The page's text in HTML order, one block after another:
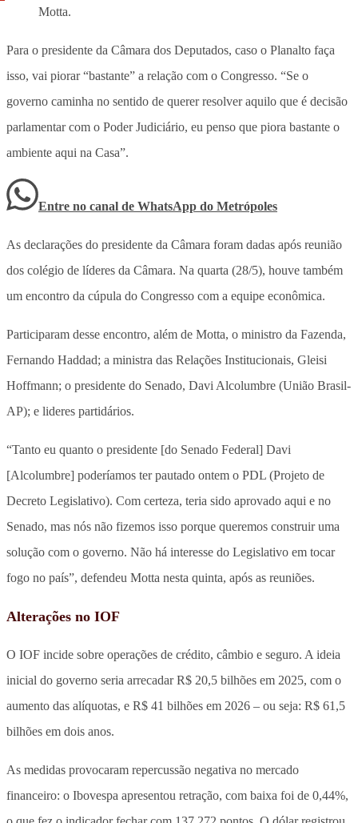
Motta.
Para o presidente da Câmara dos Deputados, caso o Planalto faça
isso, vai piorar “bastante” a relação com o Congresso. “Se o
governo caminha no sentido de querer resolver aquilo que é decisão
parlamentar com o Poder Judiciário, eu penso que piora bastante o
ambiente aqui na Casa”.
Entre no canal de WhatsApp do Metrópoles
As declarações do presidente da Câmara foram dadas após reunião
dos colégio de líderes da Câmara. Na quarta (28/5), houve também
um encontro da cúpula do Congresso com a equipe econômica.
Participaram desse encontro, além de Motta, o ministro da Fazenda,
Fernando Haddad; a ministra das Relações Institucionais, Gleisi
Hoffmann; o presidente do Senado, Davi Alcolumbre (União Brasil-
AP); e lideres partidários.
“Tanto eu quanto o presidente [do Senado Federal] Davi
[Alcolumbre] poderíamos ter pautado ontem o PDL (Projeto de
Decreto Legislativo). Com certeza, teria sido aprovado aqui e no
Senado, mas nós não fizemos isso porque queremos construir uma
solução com o governo. Não há interesse do Legislativo em tocar
fogo no país”, defendeu Motta nesta quinta, após as reuniões.
Alterações no IOF
O IOF incide sobre operações de crédito, câmbio e seguro. A ideia
inicial do governo seria arrecadar R$ 20,5 bilhões em 2025, com o
aumento das alíquotas, e R$ 41 bilhões em 2026 – ou seja: R$ 61,5
bilhões em dois anos.
As medidas provocaram repercussão negativa no mercado
financeiro: o Ibovespa apresentou retração, com baixa foi de 0,44%,